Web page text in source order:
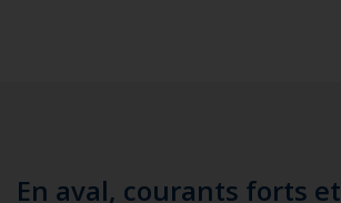
En aval, courants forts et